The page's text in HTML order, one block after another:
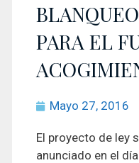
PARA EL
Mayo 27, 2016
El proyecto de ley
anunciado en el